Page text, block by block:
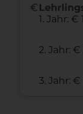
euro
1. Jahr: €
2. Jahr: €
3. Jahr: €